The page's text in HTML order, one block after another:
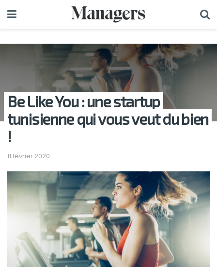
Be Like You : une startup
tunisienne qui vous veut du bien
!
11 février 2020